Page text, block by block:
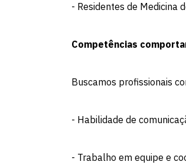
- Residentes de Medicina
Competências
Buscamos profissionais
- Habilidade de
- Trabalho em equipe e